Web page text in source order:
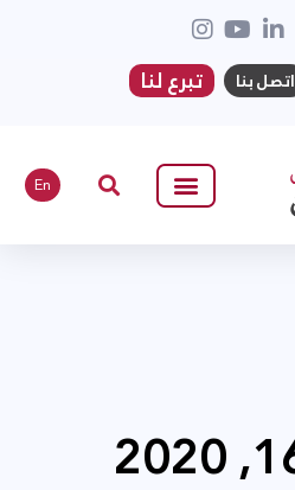
اتصل بنا تبرع لنا
En